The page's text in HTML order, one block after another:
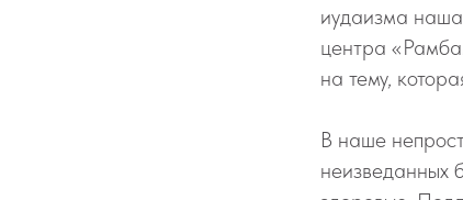
иудаизма
центра
на тему,
В наше
неизведанных